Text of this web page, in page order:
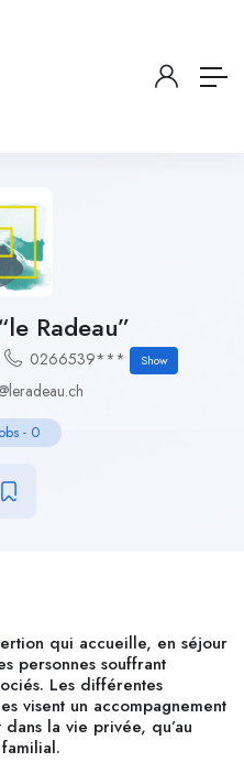
Radeau”
0266539*** Show
- 0
qui accueille, en séjour
personnes souffrant
Les différentes
visent un accompagnement
la vie privée, qu’au